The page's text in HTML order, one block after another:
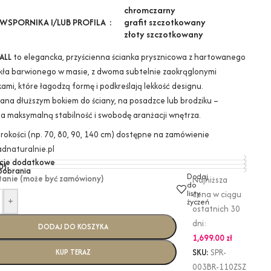
I/LUB PROFILA
chromczarny
grafit szczotkowany
złoty szczotkowany
to elegancka, przyścienna ścianka prysznicowa z hartowanego
barwionego w masie, z dwoma subtelnie zaokrąglonymi
które łagodzą formę i podkreślają lekkość designu.
dłuższym bokiem do ściany, na posadzce lub brodziku –
maksymalną stabilność i swobodę aranżacji wnętrza.
(np. 70, 80, 90, 140 cm) dostępne na zamówienie
dodatkowe
(może być zamówiony)
+
DODAJ DO KOSZYKA
KUP TERAZ
Dodaj
do
listy
życzeń
Najniższa
cena w ciągu
ostatnich 30
dni:
1,699.00 zł
SKU:SPR-
003BR-110ZSZ